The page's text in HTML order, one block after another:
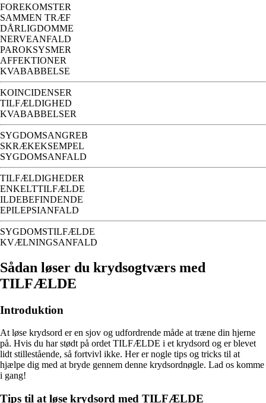
FOREKOMSTER
SAMMEN TRÆF
DÅRLIGDOMME
NERVEANFALD
PAROKSYSMER
AFFEKTIONER
KVABABBELSE
KOINCIDENSER
TILFÆLDIGHED
KVABABBELSER
SYGDOMSANGREB
SKRÆKEKSEMPEL
SYGDOMSANFALD
TILFÆLDIGHEDER
ENKELTTILFÆLDE
ILDEBEFINDENDE
EPILEPSIANFALD
SYGDOMSTILFÆLDE
KVÆLNINGSANFALD
Sådan løser du krydsogtværs med
TILFÆLDE
Introduktion
At løse krydsord er en sjov og udfordrende måde at træne din hjerne
på. Hvis du har stødt på ordet TILFÆLDE i et krydsord og er blevet
lidt stillestående, så fortvivl ikke. Her er nogle tips og tricks til at
hjælpe dig med at bryde gennem denne krydsordnøgle. Lad os komme
i gang!
Tips til at løse krydsord med TILFÆLDE